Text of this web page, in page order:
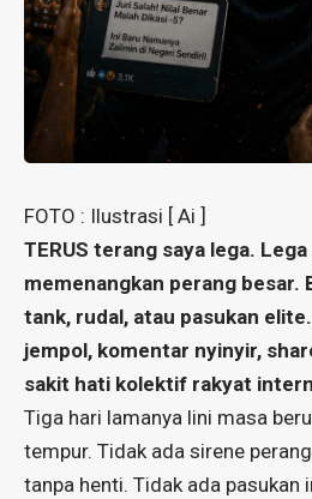
FOTO : Ilustrasi [ Ai ]
TERUS terang saya lega.
memenangkan perang besar.
tank, rudal, atau pasukan
jempol, komentar nyinyir,
sakit hati kolektif rakyat
Tiga hari lamanya lini masa
tempur. Tidak ada sirene
tanpa henti. Tidak ada pasukan